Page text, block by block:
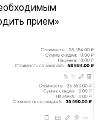
прием»